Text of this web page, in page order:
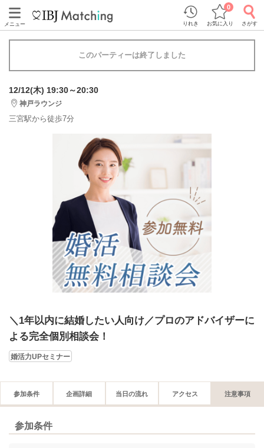
メニュー りれき お気に入り
0
さがす
このパーティーは終了しました
12/12(木) 19:30～20:30
神戸ラウンジ
三宮駅から徒歩7分
＼1年以内に結婚したい人向け／プロのアドバイザーに
よる完全個別相談会！
婚活力UPセミナー
参加条件 企画詳細 当日の流れ アクセス 注意事項
参加条件